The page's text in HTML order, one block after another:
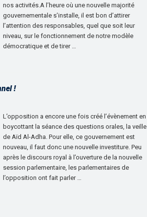
nos activités.A l’heure où une nouvelle majorité
gouvernementale s’installe, il est bon d’attirer
l’attention des responsables, quel que soit leur
niveau, sur le fonctionnement de notre modèle
démocratique et de tirer …
!
L’opposition a encore une fois créé l’évènement en
boycottant la séance des questions orales, la veille
de Aïd Al-Adha. Pour elle, ce gouvernement est
nouveau, il faut donc une nouvelle investiture. Peu
après le discours royal à l’ouverture de la nouvelle
session parlementaire, les parlementaires de
l’opposition ont fait parler …